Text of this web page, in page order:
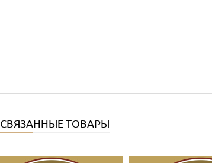
СВЯЗАННЫЕ ТОВАРЫ